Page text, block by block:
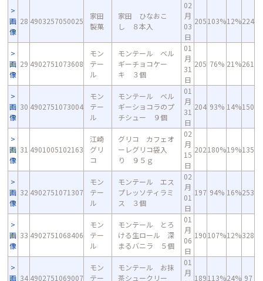
画
像
28 4903257050025
家田
製菓
家田 ひなおこ
し ８本入
02
月
03
日
205103%12%224
画
像
29 4902751073608
モン
テー
ル
モンテール ベル
ギーチョコケー
キ ３個
01
月
31
日
205 76% 21%261
画
像
30 4902751073004
モン
テー
ル
モンテール ベル
ギーショコラのプ
チシュー ９個
01
月
31
日
204 93% 14%150
画
像
31 4901005102163
江崎
グリ
コ
グリコ カフェオ
ーレグリコ袋入
り ９５ｇ
02
月
15
日
202180%19%135
画
像
32 4902751071307
モン
テー
ル
モンテール エス
プレッソティラミ
ス ３個
02
月
01
日
197 94% 16%253
画
像
33 4902751068406
モン
テー
ル
モンテール とろ
ける生ロール 深
まるバニラ ５個
01
月
06
日
190107%12%328
画 34 4902751069007
モン
テー
モンテール お抹
茶シュークリー
01
月
189113%24% 97